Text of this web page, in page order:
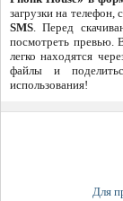
загрузки на
SMS. Перед
посмотреть превью.
легко находятся
файлы и
использования!
Для